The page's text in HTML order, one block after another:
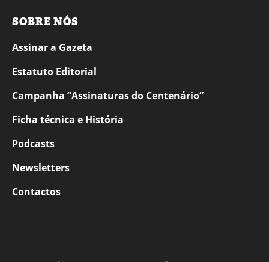
SOBRE NÓS
Assinar a Gazeta
Estatuto Editorial
Campanha “Assinaturas do Centenário”
Ficha técnica e História
Podcasts
Newsletters
Contactos